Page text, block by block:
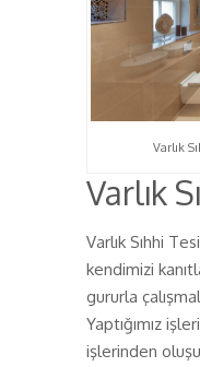
Varlık
Varlık
Varlık Sıhhi
kendimizi
gururla
Yaptığımız
işlerinden